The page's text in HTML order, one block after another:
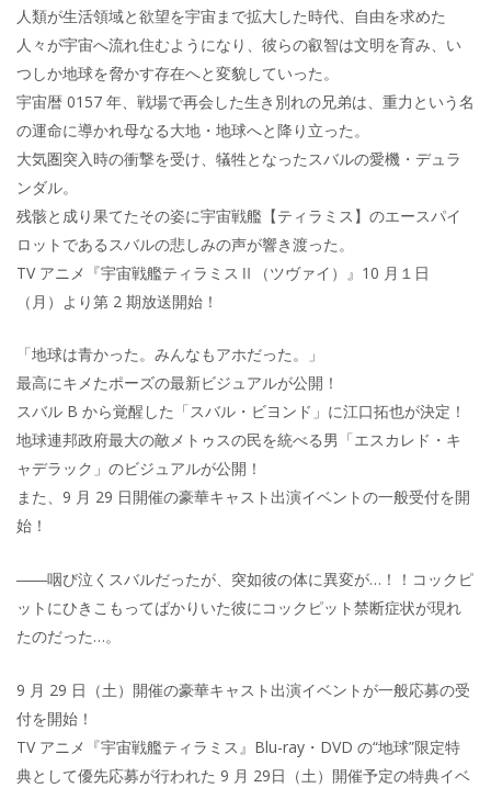
人類が生活領域と欲望を宇宙まで拡大した時代、自由を求めた
人々が宇宙へ流れ住むようになり、彼らの叡智は文明を育み、い
つしか地球を脅かす存在へと変貌していった。
宇宙暦 0157 年、戦場で再会した生き別れの兄弟は、重力という名
の運命に導かれ母なる大地・地球へと降り立った。
大気圏突入時の衝撃を受け、犠牲となったスバルの愛機・デュラ
ンダル。
残骸と成り果てたその姿に宇宙戦艦【ティラミス】のエースパイ
ロットであるスバルの悲しみの声が響き渡った。
TV アニメ『宇宙戦艦ティラミスⅡ（ツヴァイ）』10 月１日
（月）より第 2 期放送開始！
「地球は青かった。みんなもアホだった。」
最高にキメたポーズの最新ビジュアルが公開！
スバル B から覚醒した「スバル・ビヨンド」に江口拓也が決定！
地球連邦政府最大の敵メトゥスの民を統べる男「エスカレド・キ
ャデラック」のビジュアルが公開！
また、9 月 29 日開催の豪華キャスト出演イベントの一般受付を開
始！
――咽び泣くスバルだったが、突如彼の体に異変が…！！コックピ
ットにひきこもってばかりいた彼にコックピット禁断症状が現れ
たのだった…。
9 月 29 日（土）開催の豪華キャスト出演イベントが一般応募の受
付を開始！
TV アニメ『宇宙戦艦ティラミス』Blu-ray・DVD の“地球”限定特
典として優先応募が行われた 9 月 29日（土）開催予定の特典イベ